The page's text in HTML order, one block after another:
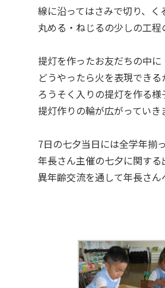
線に沿ってはさみで切り、く
丸める・ねじるの少しの工
提灯を作ったお友だちの中
どうやったら火を表現でき
ろうそく入りの提灯を作る
提灯作りの輪が広がってい
7日の七夕当日には全学年揃
年長さん主催の七夕に関す
異年齢交流を通して年長さ